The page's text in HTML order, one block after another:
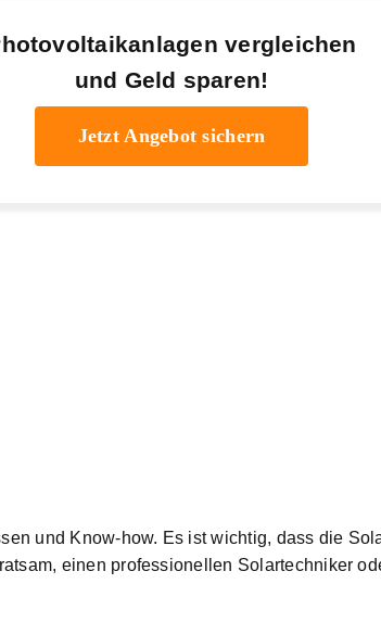
vergleichen
und Geld sparen!
Jetzt Angebot sichern
und Know-how. Es ist wichtig, dass die
einen professionellen Solartechniker